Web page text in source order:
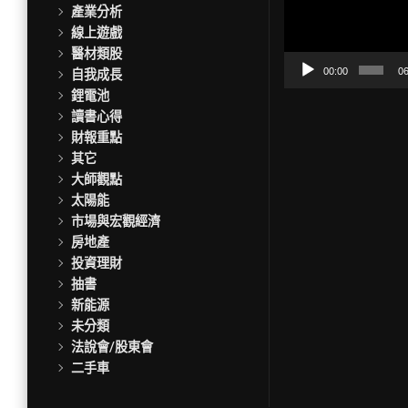
產業分析
線上遊戲
醫材類股
自我成長
鋰電池
讀書心得
財報重點
其它
大師觀點
太陽能
市場與宏觀經濟
房地產
投資理財
抽書
新能源
未分類
法說會/股東會
二手車
放
00:00